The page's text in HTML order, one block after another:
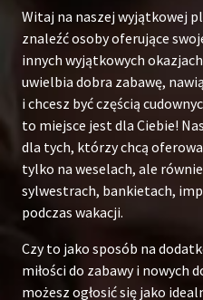
Witaj na naszej wyjątkowej
znaleźć osoby oferujące
innych wyjątkowych
uwielbia dobra zabawę,
i chcesz być częścią
to miejsce jest dla Ciebie!
dla tych, którzy chcą
tylko na weselach, ale
sylwestrach, bankietach,
podczas wakacji.
Czy to jako sposób na
miłości do zabawy i nowych
możesz ogłosić się jako